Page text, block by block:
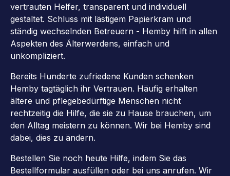
vertrauten Helfer, transparent und individuell
gestaltet. Schluss mit lästigem Papierkram und
ständig wechselnden Betreuern - Hemby hilft in allen
Aspekten des Älterwerdens, einfach und
unkompliziert.
Bereits Hunderte zufriedene Kunden schenken
Hemby tagtäglich ihr Vertrauen. Häufig erhalten
ältere und pflegebedürftige Menschen nicht
rechtzeitig die Hilfe, die sie zu Hause brauchen, um
den Alltag meistern zu können. Wir bei Hemby sind
dabei, dies zu ändern.
Bestellen Sie noch heute Hilfe, indem Sie das
Bestellformular ausfüllen oder bei uns anrufen. Wir